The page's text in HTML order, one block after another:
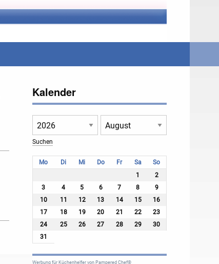
Kalender
Mo Di Mi Do Fr Sa
So
1
2
3
4 5 6 7 8
9
10
11 12 13 14 15
16
17
18 19 20 21 22
23
24
25 26 27 28 29
30
31
Werbung für Küchenhelfer von Pampered Chef®